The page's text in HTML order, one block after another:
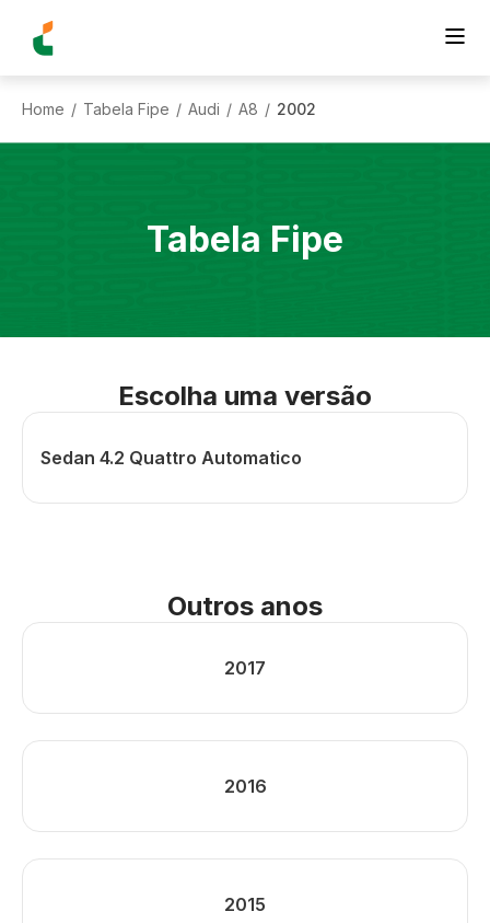
Home / Tabela Fipe / Audi / A8 / 2002
Tabela Fipe
Escolha uma versão
Sedan 4.2 Quattro Automatico
Outros anos
2017
2016
2015